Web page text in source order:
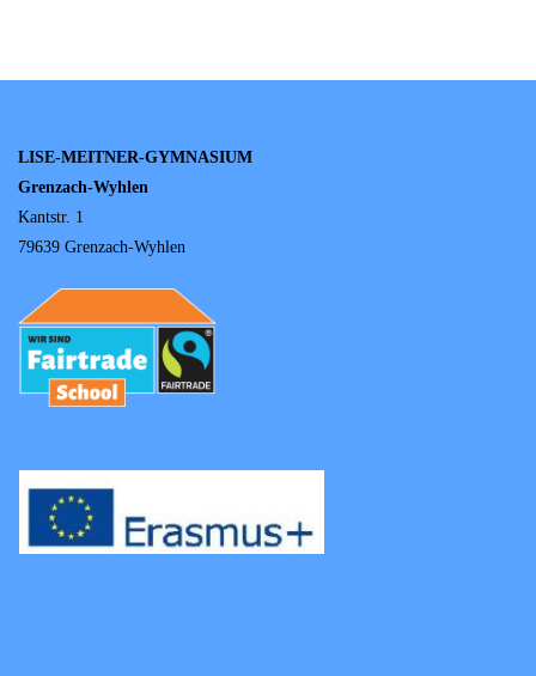
LISE-MEITNER-GYMNASIUM
Grenzach-Wyhlen
Kantstr. 1
79639 Grenzach-Wyhlen